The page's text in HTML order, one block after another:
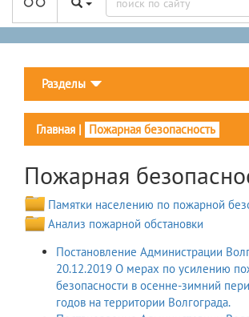
Разделы
Главная | Пожарная безопасность
Пожарная
Памятки населению по пожарной
Анализ пожарной обстановки
Постановление Администрации
20.12.2019 О мерах по усилению
безопасности в осенне-зимний
годов на территории Волгограда.